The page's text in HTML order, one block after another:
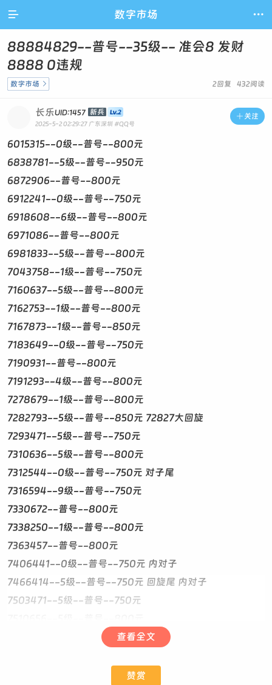
 数字市场 
88884829--普号--35级-- 准会8 发财
8888 0违规
2回复 432阅读
数字市场 
 关注
长乐UID:1457 新兵
2025-5-2 02:29:27 广东深圳 #QQ号
6015315--0级--普号--800元
6838781--5级--普号--950元
6872906--普号--800元
6912241--0级--普号--750元
6918608--6级--普号--800元
6971086--普号--800元
6981833--5级--普号--800元
7043758--1级--普号--750元
7160637--5级--普号--800元
7162753--1级--普号--800元
7167873--1级--普号--850元
7183649--0级--普号--750元
7190931--普号--800元
7191293--4级--普号--800元
7278679--1级--普号--800元
7282793--5级--普号--850元 72827大回旋
7293471--5级--普号--750元
7310636--5级--普号--800元
7312544--0级--普号--750元 对子尾
7316594--9级--普号--750元
7330672--普号--800元
7338250--1级--普号--800元
7363457--普号--800元
7406441--0级--普号--750元 内对子
7466414--5级--普号--750元 回旋尾 内对子
7503471--5级--普号--750元
7548130--5级--普号--750元
7562136--6级--普号--800元
查看全文
赞赏